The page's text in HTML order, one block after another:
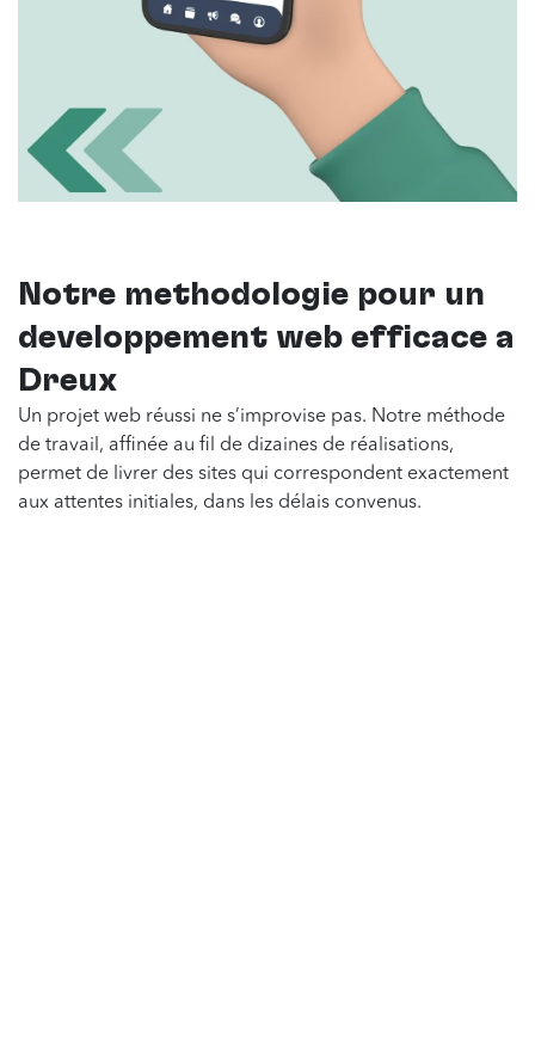
Notre méthodologie pour un
développement web efficace à
Dreux
Un projet web réussi ne s’improvise pas. Notre méthode
de travail, affinée au fil de dizaines de réalisations,
permet de livrer des sites qui correspondent exactement
aux attentes initiales, dans les délais convenus.